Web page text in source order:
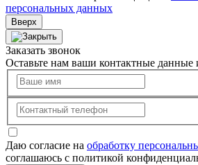
персональных данных
Вверх
Заказать звонок
Оставьте нам ваши контактные
Даю согласие на обработку
соглашаюсь с политикой